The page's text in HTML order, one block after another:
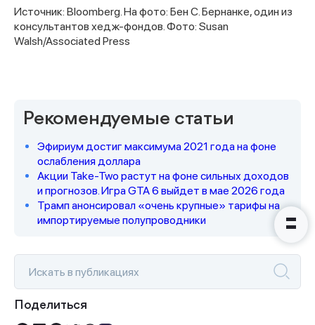
Источник: Bloomberg. На фото: Бен С. Бернанке, один из
консультантов хедж-фондов. Фото: Susan
Walsh/Associated Press
Рекомендуемые статьи
Эфириум достиг максимума 2021 года на фоне
ослабления доллара
Акции Take-Two растут на фоне сильных доходов
и прогнозов. Игра GTA 6 выйдет в мае 2026 года
Трамп анонсировал «очень крупные» тарифы на
импортируемые полупроводники
Поделиться
Спасибо за заявку
вами в ближайшее время